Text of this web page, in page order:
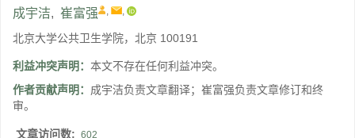
成宇洁, 崔富强 , ,
北京大学公共卫生学院，北京 100191
利益冲突声明： 本文不存在任何利益冲突。
作者贡献声明： 成宇洁负责文章翻译；崔富强负责文章修订和终
审。
文章访问数: 602